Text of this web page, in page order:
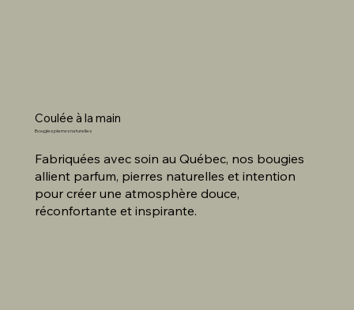
Coulée à la main
Bougies pierres naturelles
Fabriquées avec soin au Québec, nos bougies
allient parfum, pierres naturelles et intention
pour créer une atmosphère douce,
réconfortante et inspirante.